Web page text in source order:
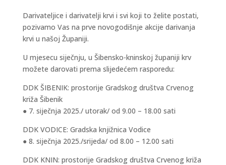
Darivateljice i darivatelji krvi i svi koji to želite postati,
pozivamo Vas na prve novogodišnje akcije darivanja
krvi u našoj Županiji.
U mjesecu siječnju, u Šibensko-kninskoj županiji krv
možete darovati prema slijedećem rasporedu:
DDK ŠIBENIK: prostorije Gradskog društva Crvenog
križa Šibenik
● 7. siječnja 2025./ utorak/ od 9.00 – 18.00 sati
DDK VODICE: Gradska knjižnica Vodice
● 8. siječnja 2025./srijeda/ od 8.00 – 12.00 sati
DDK KNIN: prostorije Gradskog društva Crvenog križa